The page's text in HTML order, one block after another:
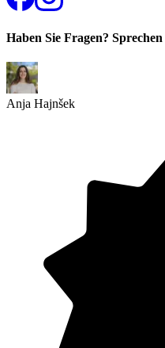
Haben Sie Fragen?
Anja Hajnšek